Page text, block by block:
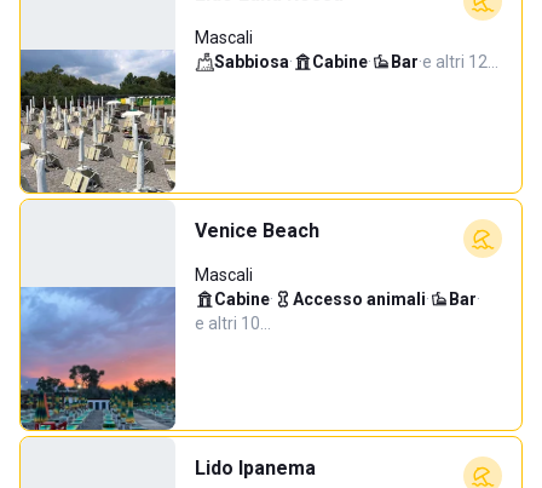
Mascali
Sabbiosa· Cabine· Bar·e altri 12…
Venice Beach
Mascali
Cabine· Accesso animali· Bar·
e altri 10…
Lido Ipanema